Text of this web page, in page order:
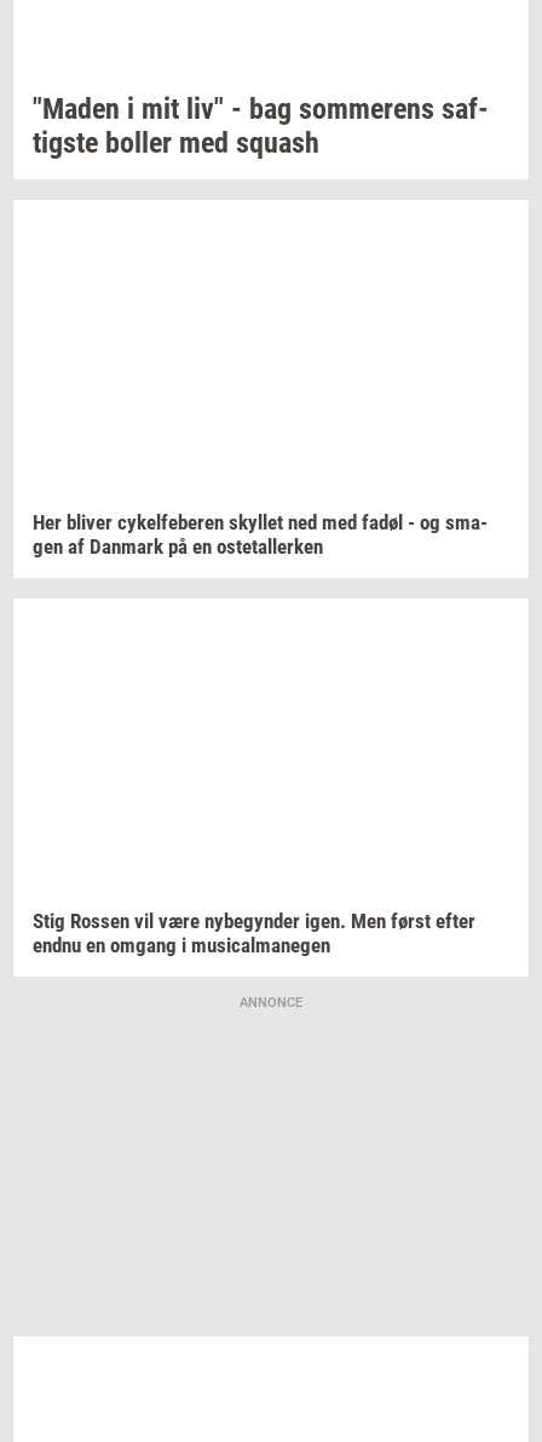
"Maden i mit liv" - bag som­me­rens saf­
tig­ste bol­ler med squash
Her bli­ver cy­kel­fe­be­ren skyl­let ned med fadøl - og sma­
gen af Dan­mark på en oste­tal­ler­ken
Stig Ros­sen vil være ny­be­gyn­der igen. Men først efter
endnu en om­gang i mu­si­cal­ma­ne­gen
ANNONCE